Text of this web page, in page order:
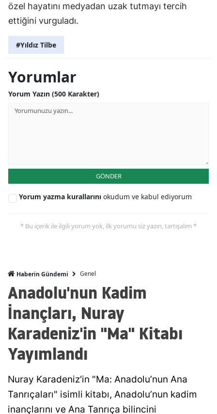
özel hayatını medyadan uzak tutmayı tercih
ettiğini vurguladı.
#Yıldız Tilbe
Yorumlar
Yorum Yazın (500 Karakter)
GÖNDER
Yorum yazma kurallarını okudum ve kabul ediyorum
* Bu içerik ile ilgili yorum yok, ilk yorumu siz yazın, tartışalım *
Haberin Gündemi Genel
Anadolu'nun Kadim
İnançları, Nuray
Karadeniz'in "Ma" Kitabı
Yayımlandı
Nuray Karadeniz'in "Ma: Anadolu’nun Ana
Tanrıçaları" isimli kitabı, Anadolu’nun kadim
inançlarını ve Ana Tanrıça bilincini